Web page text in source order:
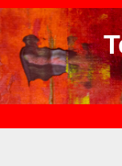
Перейти
к
содержимому